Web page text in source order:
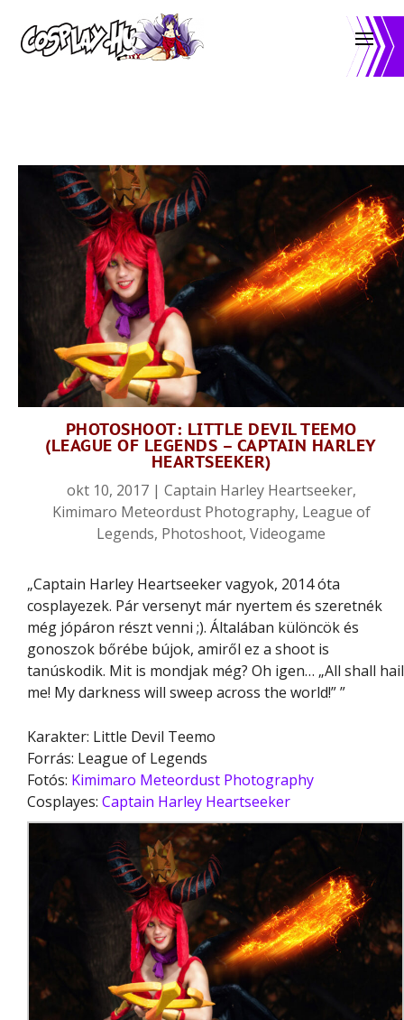
PHOTOSHOOT: LITTLE DEVIL TEEMO
(LEAGUE OF LEGENDS – CAPTAIN HARLEY
HEARTSEEKER)
okt 10, 2017| Captain Harley Heartseeker,
Kimimaro Meteordust Photography, League of
Legends, Photoshoot, Videogame
„Captain Harley Heartseeker vagyok, 2014 óta
cosplayezek. Pár versenyt már nyertem és szeretnék
még jópáron részt venni ;). Általában különcök és
gonoszok bőrébe bújok, amiről ez a shoot is
tanúskodik. Mit is mondjak még? Oh igen… „All shall hail
me! My darkness will sweep across the world!” ”
Karakter: Little Devil Teemo
Forrás: League of Legends
Fotós: Kimimaro Meteordust Photography
Cosplayes: Captain Harley Heartseeker